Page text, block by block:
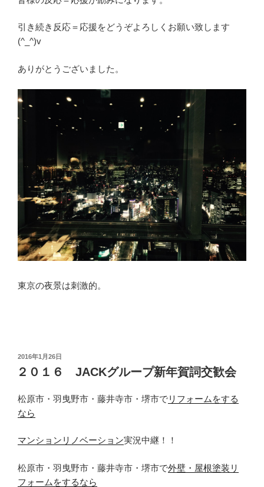
引き続き反応＝応援をどうぞよろしくお願い致します
(^_^)v
ありがとうございました。
東京の夜景は刺激的。
投
稿
日:
2016年1月26日
２０１６ JACKグループ新年賀詞交歓会
松原市・羽曳野市・藤井寺市・堺市でリフォームをする
なら
マンションリノベーション実況中継！！
松原市・羽曳野市・藤井寺市・堺市で外壁・屋根塗装リ
フォームをするなら